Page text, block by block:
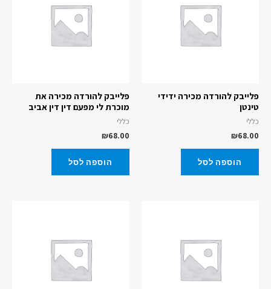
פלייבק להורדה מכירה ידידי
טינטן
כללי
₪68.00
הוספה לסל
פלייבק להורדה מכירה את
מוכרת לי מפעם דין דין אביב
כללי
₪68.00
הוספה לסל